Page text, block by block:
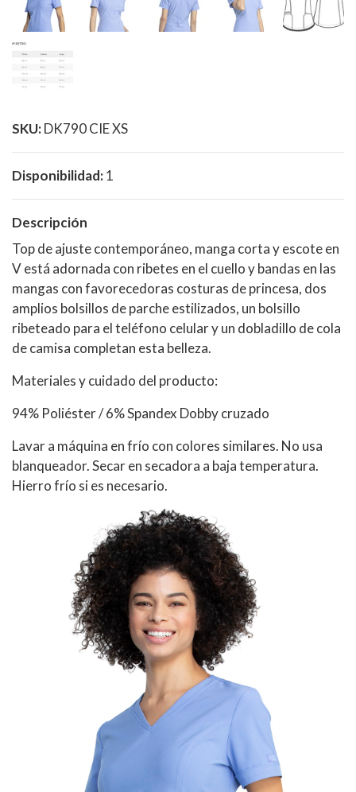
SKU:DK790 CIE XS
Disponibilidad:1
Descripción
Top de ajuste contemporáneo, manga corta y escote en
V está adornada con ribetes en el cuello y bandas en las
mangas con favorecedoras costuras de princesa, dos
amplios bolsillos de parche estilizados, un bolsillo
ribeteado para el teléfono celular y un dobladillo de cola
de camisa completan esta belleza.
Materiales y cuidado del producto:
94% Poliéster / 6% Spandex Dobby cruzado
Lavar a máquina en frío con colores similares. No usa
blanqueador. Secar en secadora a baja temperatura.
Hierro frío si es necesario.